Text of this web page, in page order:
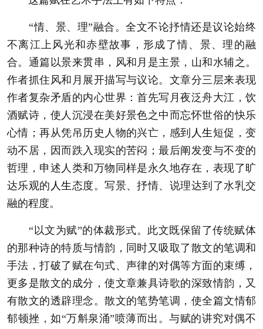
“情、景、理”融合。全文不论抒情还是议论始终
不离江上风光和赤壁故事，形成了情、景、理的融
合。通篇以景来贯串，风和月是主景，山和水辅之。
作者抓住风和月展开描写与议论。文章分三层来表现
作者复杂矛盾的内心世界：首先写月夜泛舟大江，饮
酒赋诗，使人沉浸在美好景色之中而忘怀世俗的快乐
心情；再从凭吊历史人物的兴亡，感到 人生短促，变
动不居，因而跌入现实的苦闷；最后阐发变与不变的
哲理，申述人类和万物同样是永久地存在，表现了旷
达乐观的 人生 态度。写景、抒情、说理达到了水乳交
融的程度。
“以文为赋”的体裁形式。此文既保留了传统赋体
的那种诗的特质与情韵，同时又吸取了散文的笔调和
手法，打破了赋在句式、声律的对偶等方面的束缚，
更多是散文的成分，使文章兼具诗歌的深致情韵，又
有散文的透辟理念。散文的笔势笔调，使全篇文情郁
郁顿挫，如“万斛泉涌”喷薄而出。与赋的讲究对偶不